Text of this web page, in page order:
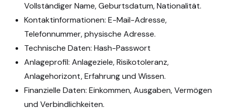
Vollständiger Name, Geburtsdatum, Nationalität.
Kontaktinformationen: E-Mail-Adresse,
Telefonnummer, physische Adresse.
Technische Daten: Hash-Passwort
Anlageprofil: Anlageziele, Risikotoleranz,
Anlagehorizont, Erfahrung und Wissen.
Finanzielle Daten: Einkommen, Ausgaben, Vermögen
und Verbindlichkeiten.